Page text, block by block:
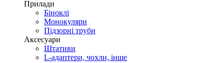
Прилади
Біноклі
Монокуляри
Підзорні труби
Аксесуари
Штативи
L-адаптери, чохли, інше